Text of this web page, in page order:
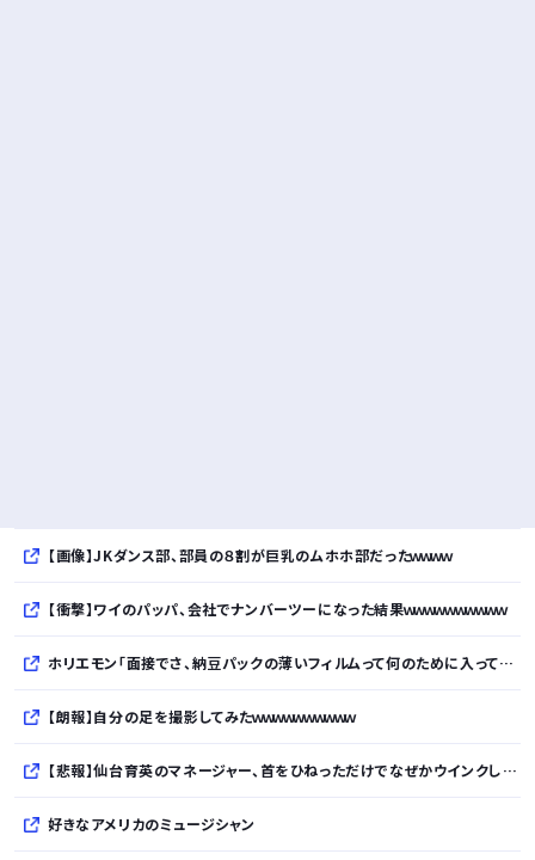
【画像】JKダンス部、部員の８割が巨乳のムホホ部だったｗｗｗｗ
【衝撃】ワイのパッパ、会社でナンバーツーになった結果ｗｗｗｗｗｗｗｗｗｗ
ホリエモン「面接でさ、納豆パックの薄いフィルムって何のために入っていの？って聞くわけ」
【朗報】自分の足を撮影してみたｗｗｗｗｗｗｗｗｗｗ
【悲報】仙台育英のマネージャー、首をひねっただけでなぜかウインクしたことにされてしまうｗｗｗ
好きなアメリカのミュージシャン